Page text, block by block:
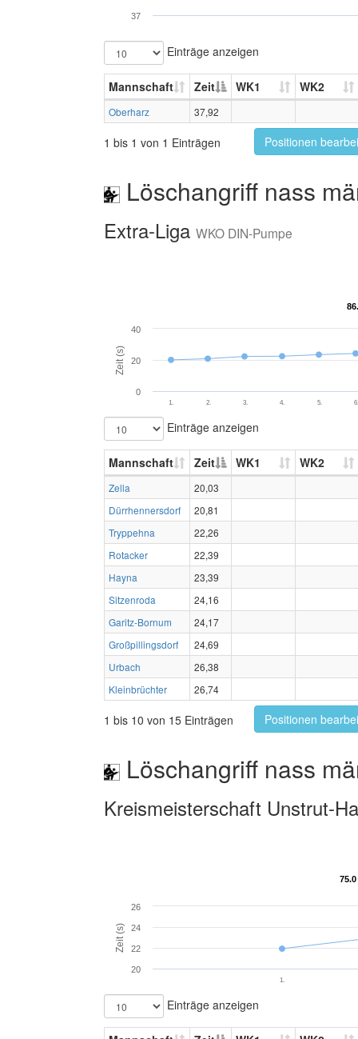
37
Einträge anzeigen
Mannschaft Zeit WK1 WK2
Oberharz 37,92
1 bis 1 von 1 Einträgen Positionen
Löschangriff nass
Extra-Liga WKO DIN-Pumpe
Zeit (s)
1. 2. 3. 4. 5. 6.
0
20
40
Einträge anzeigen
Mannschaft Zeit WK1 WK2
Zella
20,03
Dürrhennersdorf
20,81
Tryppehna
22,26
Rotacker
22,39
Hayna
23,39
Sitzenroda
24,16
Garitz-Bornum
24,17
Großpillingsdorf
24,69
Urbach
26,38
Kleinbrüchter
26,74
1 bis 10 von 15 Einträgen Positionen
Löschangriff nass
Kreismeisterschaft Unstrut-
75.0
75.0
Zeit (s)
1.
20
22
24
26
Einträge anzeigen